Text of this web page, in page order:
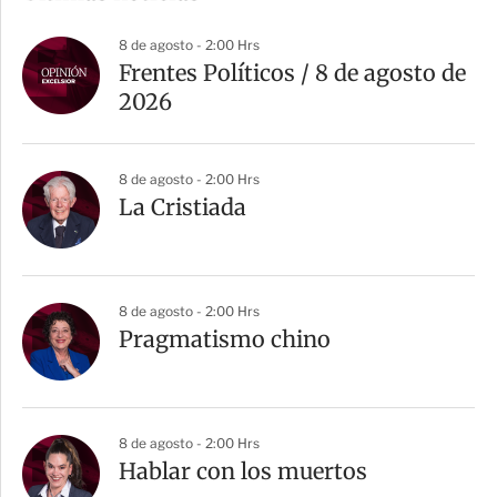
p
a
r
t
8 de agosto - 2:00 Hrs
Frentes Políticos / 8 de agosto de
2026
8 de agosto - 2:00 Hrs
La Cristiada
8 de agosto - 2:00 Hrs
Pragmatismo chino
8 de agosto - 2:00 Hrs
Hablar con los muertos